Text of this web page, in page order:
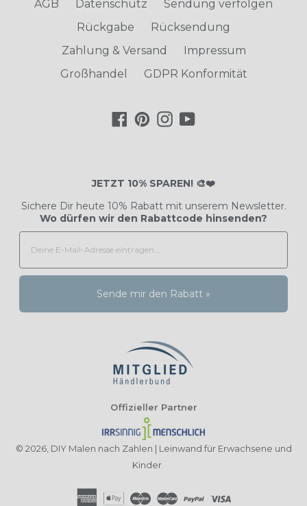
AGB Datenschutz
Sendung verfolgen
Rückgabe
Rücksendung
Zahlung & Versand
Impressum
Großhandel
GDPR Konformität
Facebook
PinterestInstagram
YouTube
JETZT 10% SPAREN! 🎨❤️
Sichere Dir heute 10% Rabatt mit unserem Newsletter.
Wo dürfen wir den Rabattcode hinsenden?
Sende mir den Rabatt »
Offizieller Partner
© 2026, DIY Malen nach Zahlen | Leinwand für Erwachsene und
Kinder